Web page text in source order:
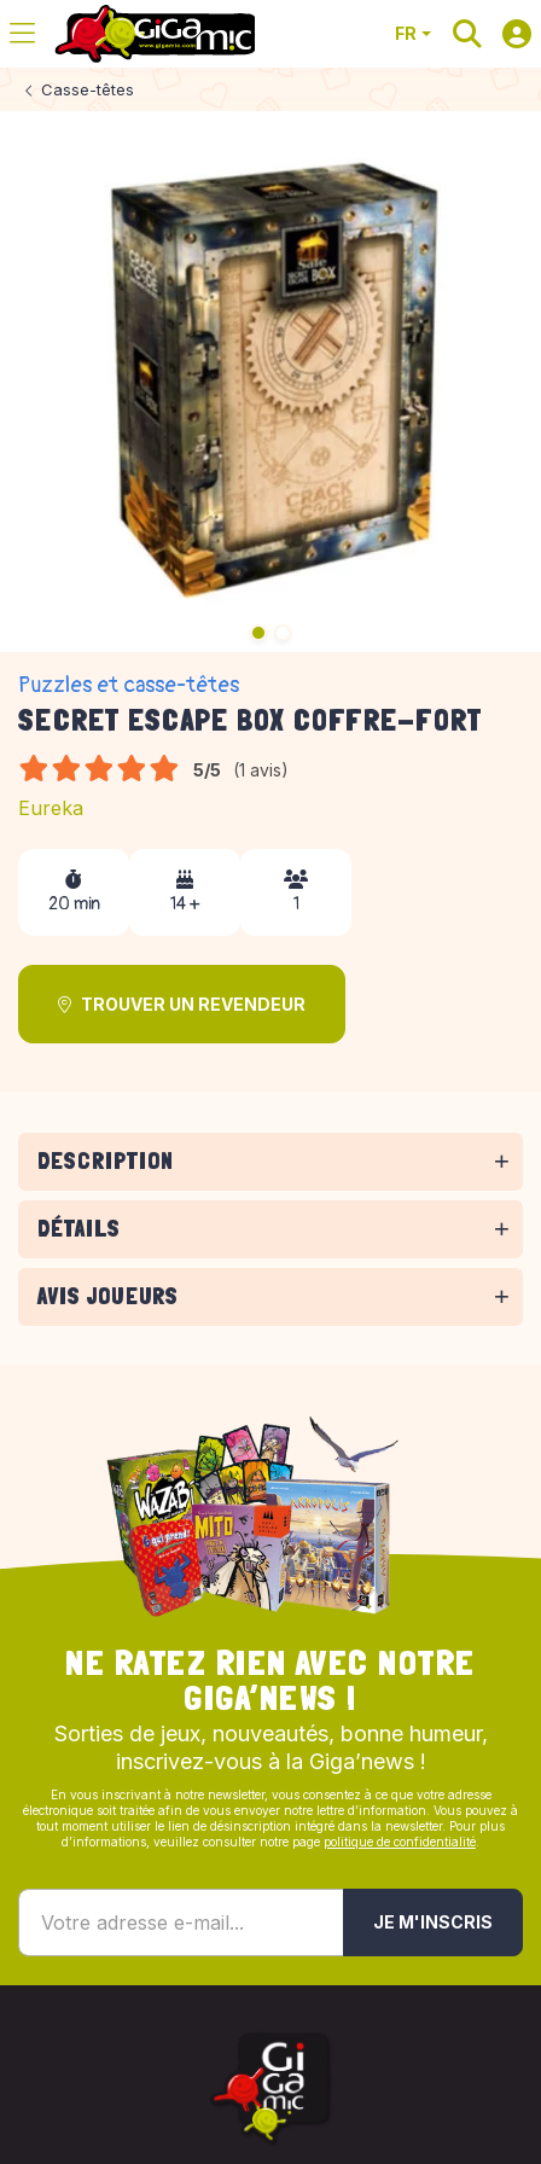
FR
Casse-têtes
Puzzles et casse-têtes
SECRET ESCAPE BOX COFFRE-FORT
5/5 (1 avis)
Eureka
20 min 14 + 1
TROUVER UN REVENDEUR
DESCRIPTION
DÉTAILS
AVIS JOUEURS
NE RATEZ RIEN AVEC NOTRE
GIGA’NEWS !
Sorties de jeux, nouveautés, bonne humeur,
inscrivez-vous à la Giga’news !
En vous inscrivant à notre newsletter, vous consentez à ce que votre adresse
électronique soit traitée afin de vous envoyer notre lettre d’information. Vous pouvez à
tout moment utiliser le lien de désinscription intégré dans la newsletter. Pour plus
d’informations, veuillez consulter notre page politique de confidentialité
JE M'INSCRIS